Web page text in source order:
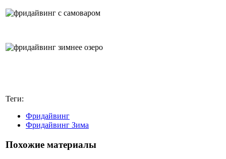
Теги:
Фридайвинг
Фридайвинг Зима
Похожие материалы